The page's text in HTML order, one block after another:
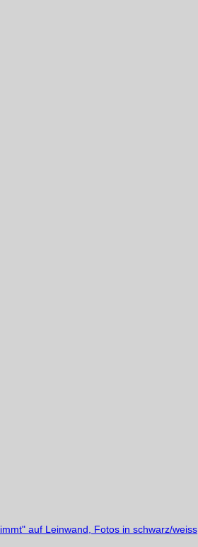
auf Leinwand, Fotos in schwarz/weiss